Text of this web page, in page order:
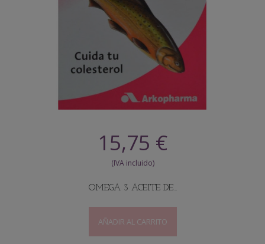
15,75 €
OMEGA 3 ACEITE DE...
AÑADIR AL CARRITO